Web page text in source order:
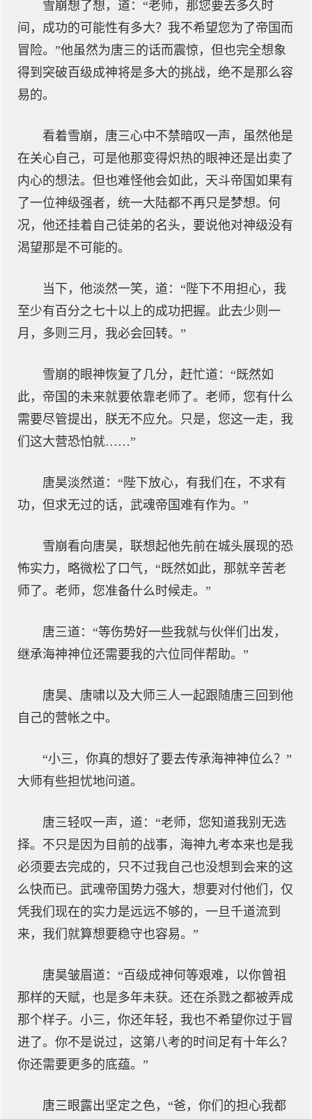
雪崩想了想，道：“老师，那您要去多久时
间，成功的可能性有多大？我不希望您为了帝国而
冒险。”他虽然为唐三的话而震惊，但也完全想象
得到突破百级成神将是多大的挑战，绝不是那么容
易的。
看着雪崩，唐三心中不禁暗叹一声，虽然他是
在关心自己，可是他那变得炽热的眼神还是出卖了
内心的想法。但也难怪他会如此，天斗帝国如果有
了一位神级强者，统一大陆都不再只是梦想。何
况，他还挂着自己徒弟的名头，要说他对神级没有
渴望那是不可能的。
当下，他淡然一笑，道：“陛下不用担心，我
至少有百分之七十以上的成功把握。此去少则一
月，多则三月，我必会回转。”
雪崩的眼神恢复了几分，赶忙道：“既然如
此，帝国的未来就要依靠老师了。老师，您有什么
需要尽管提出，朕无不应允。只是，您这一走，我
们这大营恐怕就……”
唐昊淡然道：“陛下放心，有我们在，不求有
功，但求无过的话，武魂帝国难有作为。”
雪崩看向唐昊，联想起他先前在城头展现的恐
怖实力，略微松了口气，“既然如此，那就辛苦老
师了。老师，您准备什么时候走。”
唐三道：“等伤势好一些我就与伙伴们出发，
继承海神神位还需要我的六位同伴帮助。”
唐昊、唐啸以及大师三人一起跟随唐三回到他
自己的营帐之中。
“小三，你真的想好了要去传承海神神位么？”
大师有些担忧地问道。
唐三轻叹一声，道：“老师，您知道我别无选
择。不只是因为目前的战事，海神九考本来也是我
必须要去完成的，只不过我自己也没想到会来的这
么快而已。武魂帝国势力强大，想要对付他们，仅
凭我们现在的实力是远远不够的，一旦千道流到
来，我们就算想要稳守也容易。”
唐昊皱眉道：“百级成神何等艰难，以你曾祖
那样的天赋，也是多年未获。还在杀戮之都被弄成
那个样子。小三，你还年轻，我也不希望你过于冒
进了。你不是说过，这第八考的时间足有十年么？
你还需要更多的底蕴。”
唐三眼露出坚定之色，“爸，你们的担心我都